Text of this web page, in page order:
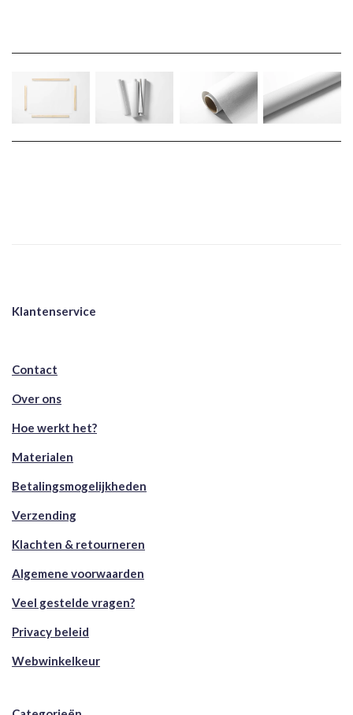
Klantenservice
Contact
Over ons
Hoe werkt het?
Materialen
Betalingsmogelijkheden
Verzending
Klachten & retourneren
Algemene voorwaarden
Veel gestelde vragen?
Privacy beleid
Webwinkelkeur